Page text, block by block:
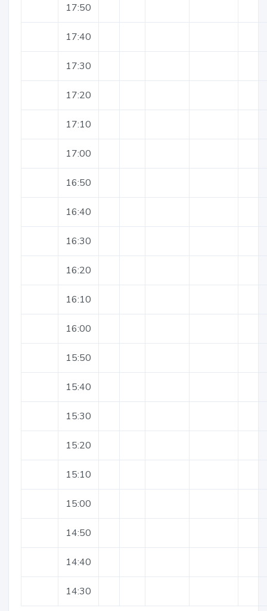
17:50
17:40
17:30
17:20
17:10
17:00
16:50
16:40
16:30
16:20
16:10
16:00
15:50
15:40
15:30
15:20
15:10
15:00
14:50
14:40
14:30